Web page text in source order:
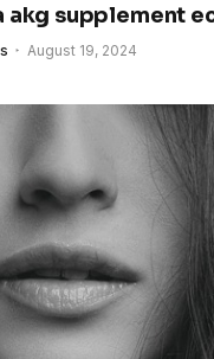
akg supplement
August 19, 2024